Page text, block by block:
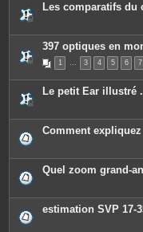
Les comparatifs du
397 optiques en
1 … 3 4 5 6 7
Le petit Ear illustré .
Comment
Quel zoom grand-
estimation SVP 17-